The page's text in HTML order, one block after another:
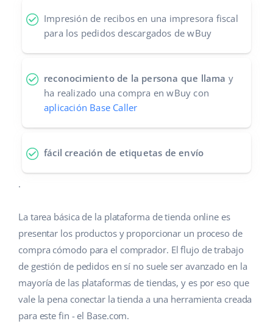
Impresión de recibos en una impresora fiscal
para los pedidos descargados de wBuy
reconocimiento de la persona que llama y
ha realizado una compra en wBuy con
aplicación Base Caller
fácil creación de etiquetas de envío
.
La tarea básica de la plataforma de tienda online es
presentar los productos y proporcionar un proceso de
compra cómodo para el comprador. El flujo de trabajo
de gestión de pedidos en sí no suele ser avanzado en la
mayoría de las plataformas de tiendas, y es por eso que
vale la pena conectar la tienda a una herramienta creada
para este fin - el Base.com.